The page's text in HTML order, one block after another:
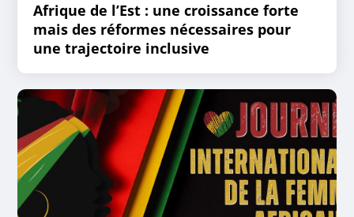
Afrique de l’Est : une croissance forte
mais des réformes nécessaires pour
une trajectoire inclusive